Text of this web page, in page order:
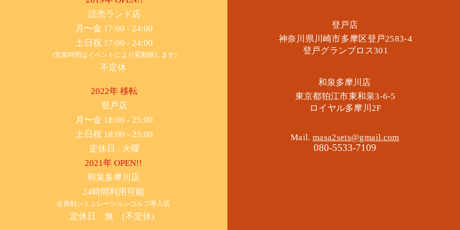
​読売ランド店
月〜金 17:00 - 24:00
土日祝 17:00 - 24:00
(営業時間はイベントにより変動致します)
不定休
2022年 移転
​登戸店
月〜金 18:00 - 25:00
土日祝 18:00 - 25:00
​定休日 : 火曜
2021年 OPEN!!
​和泉多摩川店
24時間利用可能
​会員制シミュレーションゴルフ導入店
定休日 無 (不定休)
​登戸店
神奈川県川崎市多摩区​登戸2583-4
​登戸グランブロス301
​和泉多摩川店
東京都狛江市東和泉3-6-5
​ロイヤル多摩川2F
Mail.masa2sets@gmail.com
080-5533-7109